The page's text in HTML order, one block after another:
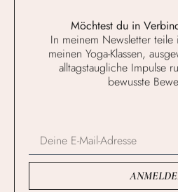
Möchtest du in
In meinem Newsletter
meinen Yoga-Klassen,
alltagstaugliche Impulse
bewusste